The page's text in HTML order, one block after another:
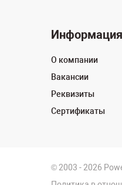
Информация
О компании
Вакансии
Реквизиты
Сертификаты
© 2003 - 2026